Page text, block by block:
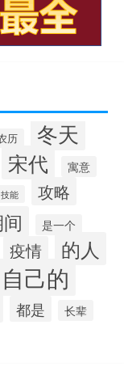
历 冬天
宋代 寓意
技能 攻略
是一个
疫情 的人
自己的
都是 长辈